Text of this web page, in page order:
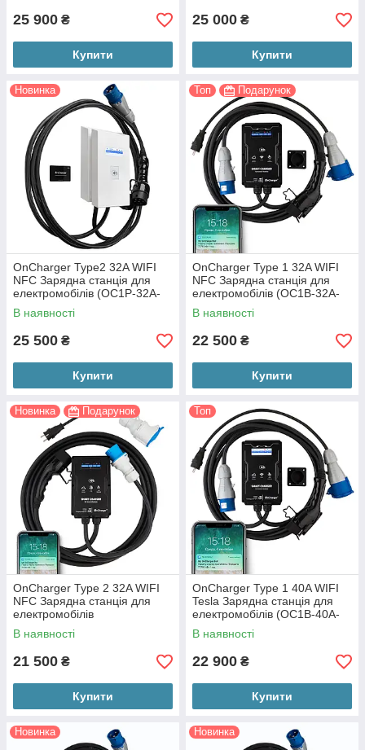
25 900 ₴
Купити
25 000 ₴
Купити
Новинка
OnCharger Type2 32A WIFI
NFC Зарядна станція для
електромобілів (OC1P-32A-
Type2)
В наявності
25 500 ₴
Купити
Топ Подарунок
OnCharger Type 1 32A WIFI
NFC Зарядна станція для
електромобілів (OC1B-32A-
J1772)
В наявності
22 500 ₴
Купити
Новинка Подарунок
OnCharger Type 2 32A WIFI
NFC Зарядна станція для
електромобілів
В наявності
21 500 ₴
Купити
Топ
OnCharger Type 1 40A WIFI
Tesla Зарядна станція для
електромобілів (OC1B-40A-
J1772)
В наявності
22 900 ₴
Купити
Новинка Новинка